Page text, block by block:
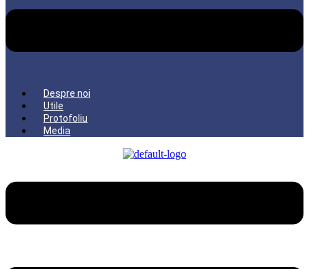
Despre noi
Utile
Protofoliu
Media